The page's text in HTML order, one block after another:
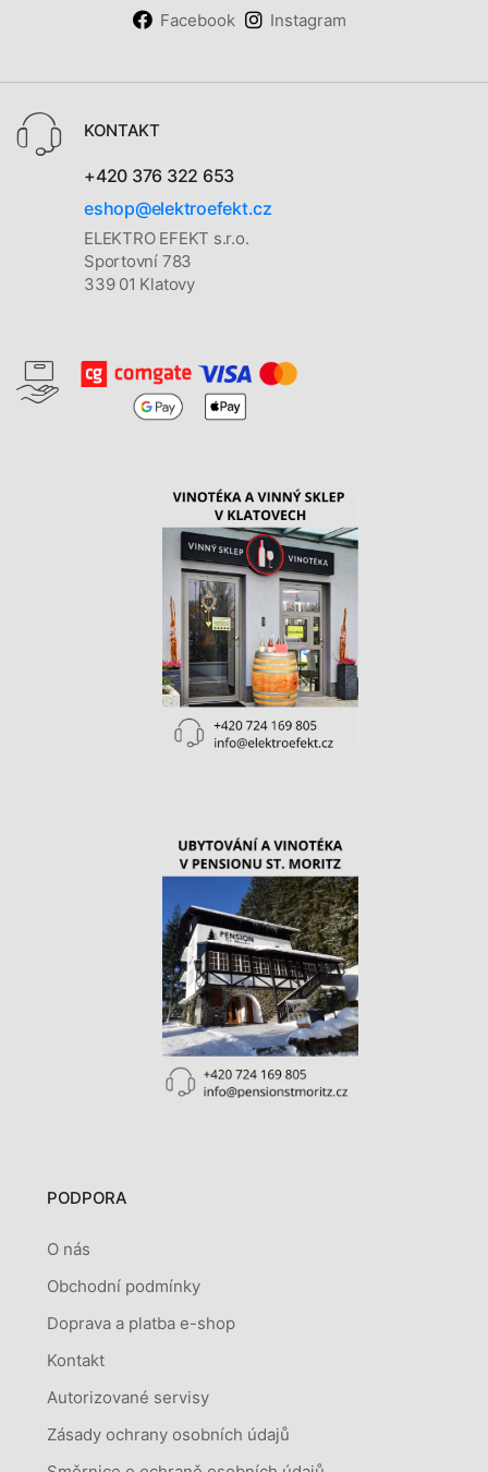
Facebook Instagram
KONTAKT
+420 376 322 653
eshop@elektroefekt.cz
ELEKTRO EFEKT s.r.o.
Sportovní 783
339 01 Klatovy
PODPORA
O nás
Obchodní podmínky
Doprava a platba e-shop
Kontakt
Autorizované servisy
Zásady ochrany osobních údajů